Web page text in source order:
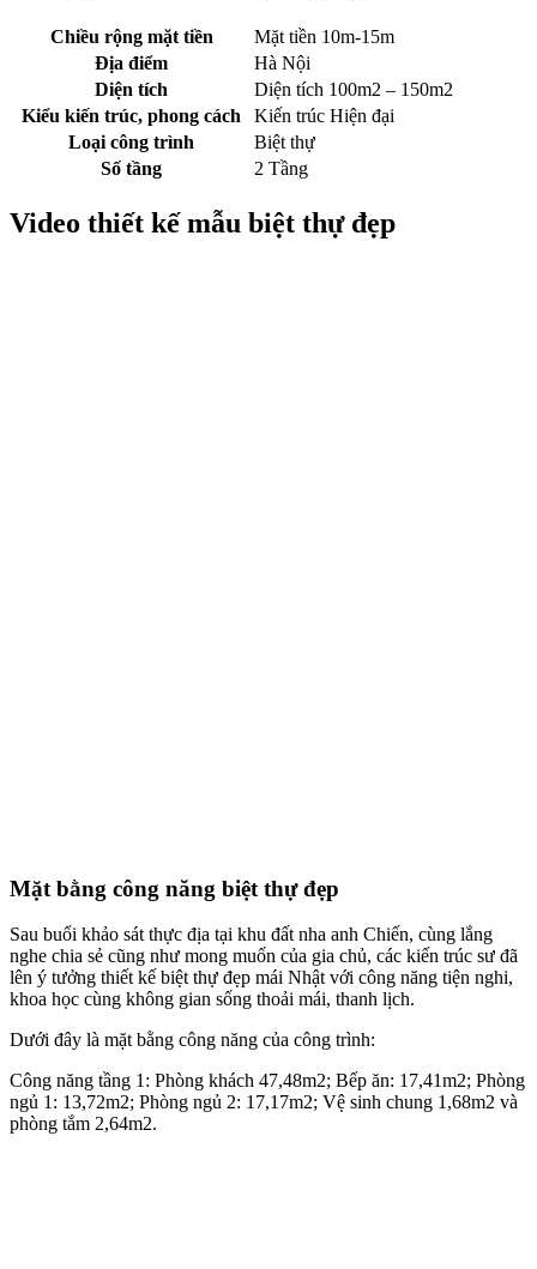
Chiều rộng mặt tiền
Mặt tiền 10m-15m
Địa điểm
Hà Nội
Diện tích
Diện tích 100m2 – 150m2
Kiểu kiến trúc, phong cách
Kiến trúc Hiện đại
Loại công trình
Biệt thự
Số tầng
2 Tầng
Video thiết kế mẫu biệt thự đẹp
Mặt bằng công năng biệt thự đẹp
Sau buổi khảo sát thực địa tại khu đất nha anh Chiến, cùng lắng
nghe chia sẻ cũng như mong muốn của gia chủ, các kiến trúc sư đã
lên ý tưởng thiết kế biệt thự đẹp mái Nhật với công năng tiện nghi,
khoa học cùng không gian sống thoải mái, thanh lịch.
Dưới đây là mặt bằng công năng của công trình:
Công năng tầng 1: Phòng khách 47,48m2; Bếp ăn: 17,41m2; Phòng
ngủ 1: 13,72m2; Phòng ngủ 2: 17,17m2; Vệ sinh chung 1,68m2 và
phòng tắm 2,64m2.